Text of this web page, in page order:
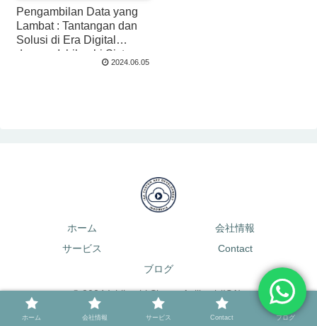
Pengambilan Data yang
Lambat : Tantangan dan
Solusi di Era Digital
dengan Ishibashi Sistem
2024.06.05
ホーム
会社情報
サービス
Contact
ブログ
© 2024 Ishibashi Sistem Aplikasi (ISA).
ホーム 会社情報 サービス Contact ブログ